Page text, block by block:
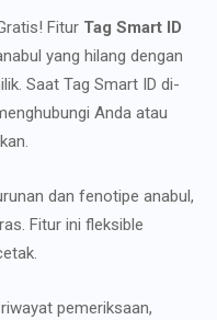
Fitur Tag Smart ID
yang hilang dengan
Saat Tag Smart ID di-
Anda atau
dan fenotipe anabul,
Fitur ini fleksible
pemeriksaan,